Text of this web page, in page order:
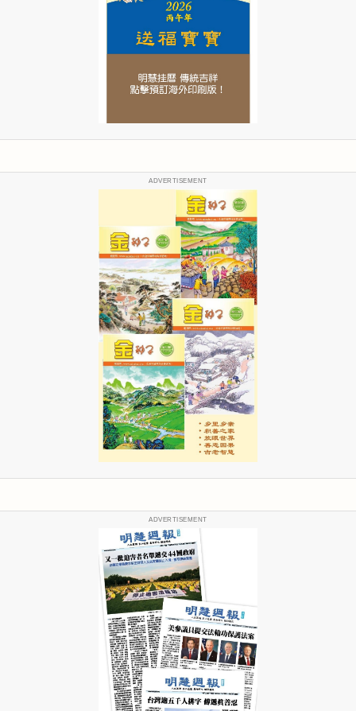
ADVERTISEMENT
ADVERTISEMENT